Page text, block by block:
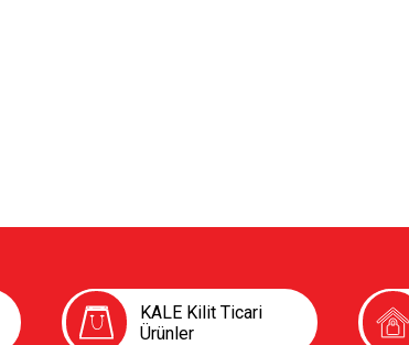
KALE Kilit Ticari
Ürünler